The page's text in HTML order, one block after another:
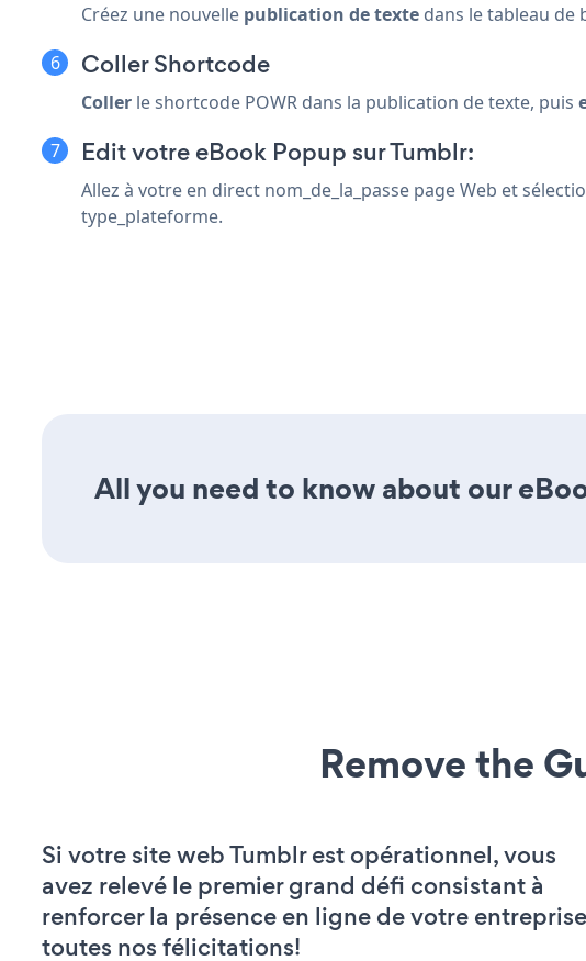
Créez une nouvelle publication de texte dans le tableau de
Coller Shortcode
Coller le shortcode POWR dans la publication de texte, puis
Edit votre eBook Popup sur Tumblr:
Allez à votre en direct nom_de_la_passe page Web et
type_plateforme.
All you need to know about our
Remove the
Si votre site web Tumblr est opérationnel, vous
avez relevé le premier grand défi consistant à
renforcer la présence en ligne de votre
toutes nos félicitations!